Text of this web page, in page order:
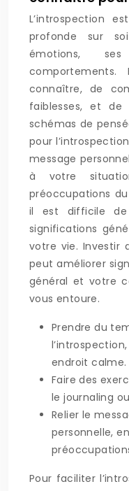
L’introspection
profonde sur
émotions,
connaître, de
faiblesses, et de
schémas de
pour
message
à votre
préoccupations
il est difficile de
significations
votre vie. Investir
peut améliorer
général et votre
vous entoure.
Prendre du
endroit calme.
Faire des
le journaling
Relier le
personnelle,
Pour faciliter